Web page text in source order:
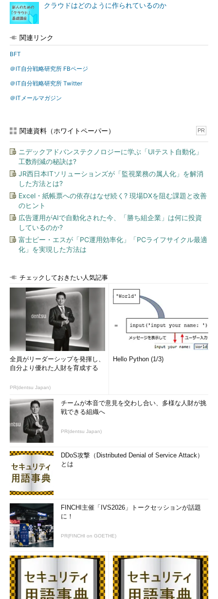
クラウドはどのように作られているのか
関連リンク
BFT
＠IT自分戦略研究所 FBページ
＠IT自分戦略研究所 Twitter
＠ITメールマガジン
関連資料（ホワイトペーパー） PR
ニデックアドバンステクノロジーに学ぶ「UIテスト自動化」
工数削減の秘訣は?
JR西日本ITソリューションズが「監視業務の属人化」を解消
した方法とは?
Excel・紙帳票への依存はなぜ続く? 現場DXを阻む課題と改善
のヒント
広告運用がAIで自動化された今、「勝ち組企業」は何に投資
しているのか?
富士ピー・エスが「PC運用効率化」「PCライフサイクル最適
化」を実現した方法は
チェックしておきたい人気記事
全員がリーダーシップを発揮し、
自分より優れた人財を育成する
PR(dentsu Japan)
Hello Python (1/3)
チームが本音で意見を交わし合い、多様な人財が挑
戦できる組織へ
PR(dentsu Japan)
DDoS攻撃（Distributed Denial of Service Attack）
とは
FINCHI主催「IVS2026」トークセッションが話題
に！
PR(FINCHI on GOETHE)